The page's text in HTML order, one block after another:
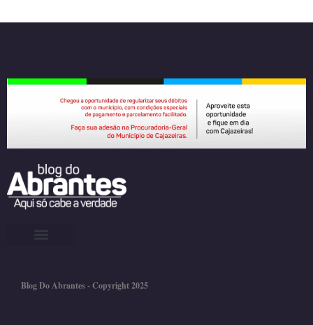
Blog Do Abrantes - Copyright 2025